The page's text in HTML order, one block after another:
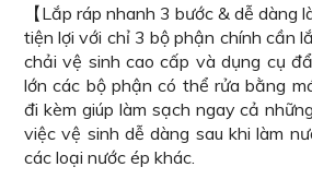
【Lắp ráp nhanh 3 bước & dễ dàng
tiện lợi với chỉ 3 bộ phận chính cần
chải vệ sinh cao cấp và dụng cụ
lớn các bộ phận có thể rửa bằng
đi kèm giúp làm sạch ngay cả
việc vệ sinh dễ dàng sau khi làm
các loại nước ép khác.